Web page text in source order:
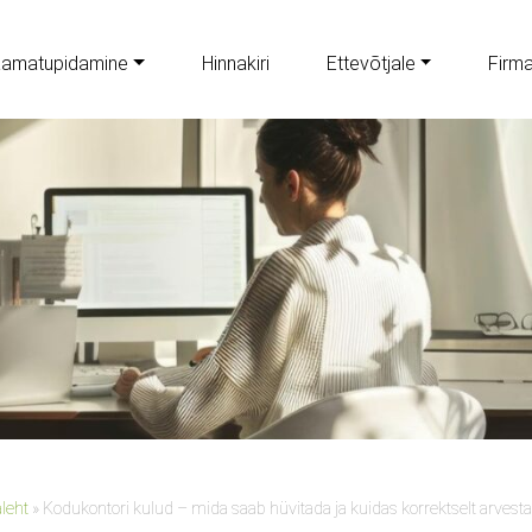
Hinnakiri Ettevõtjale
» Kodukontori kulud – mida saab hüvitada ja kuidas korrektselt